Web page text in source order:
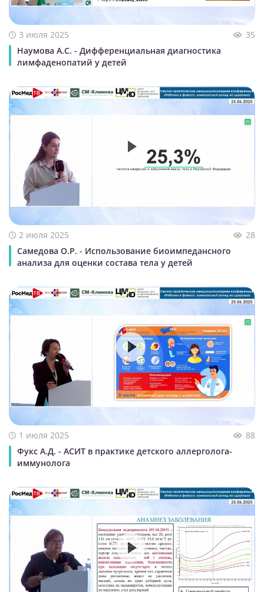
3 июля 2025
35
Наумова А.С. - Дифференциальная диагностика
лимфаденопатий у детей
2 июля 2025
28
Самедова О.Р. - Использование биоимпедансного
анализа для оценки состава тела у детей
1 июля 2025
88
Фукс А.Д. - АСИТ в практике детского аллерголога-
иммунолога